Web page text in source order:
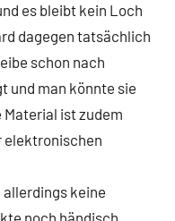
es bleibt kein Loch
dagegen tatsächlich
schon nach
und man könnte sie
ist zudem
elektronischen
keine